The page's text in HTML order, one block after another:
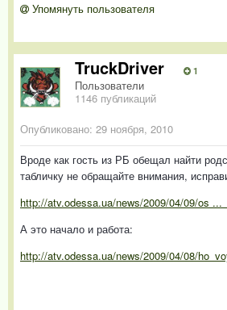
Упомянуть пользователя
TruckDriver 1
Пользователи
1146 публикаций
Опубликовано: 29 ноября, 2010
Вроде как гость из РБ обещал найти
табличку не обращайте внимания,
http://atv.odessa.ua/news/2009/04/09/os ...
А это начало и работа:
http://atv.odessa.ua/news/2009/04/08/